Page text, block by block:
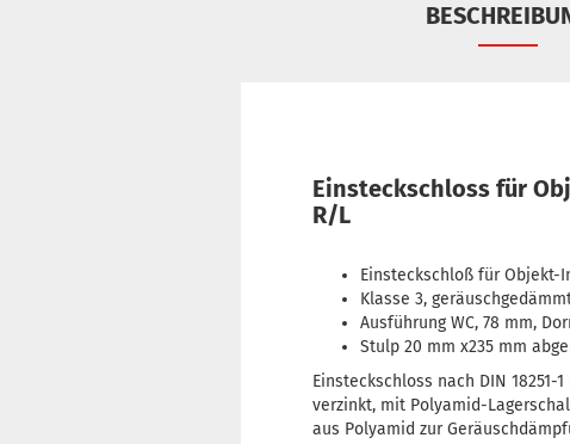
Einsteckschloss für
R/L
Einsteckschloß für Objekt-
Klasse 3,
Ausführung WC, 78 mm,
Stulp 20 mm x235 mm
Einsteckschloss nach DIN
verzinkt, mit Polyamid-
aus Polyamid zur